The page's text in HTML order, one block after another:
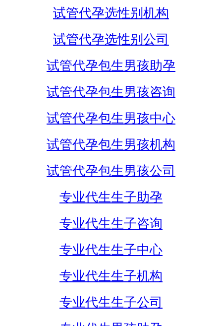
试管代孕选性别机构
试管代孕选性别公司
试管代孕包生男孩助孕
试管代孕包生男孩咨询
试管代孕包生男孩中心
试管代孕包生男孩机构
试管代孕包生男孩公司
专业代生生子助孕
专业代生生子咨询
专业代生生子中心
专业代生生子机构
专业代生生子公司